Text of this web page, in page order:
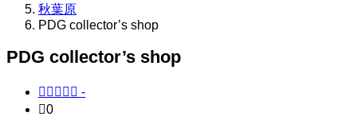
秋葉原
PDG collector’s shop
PDG collector’s shop
     -
0